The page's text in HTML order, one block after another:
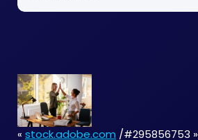
« stock.adobe.com /#295856753 »